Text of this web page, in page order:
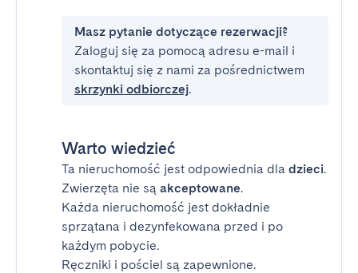
Masz pytanie dotyczące rezerwacji?
Zaloguj się za pomocą adresu e-mail i
skontaktuj się z nami za pośrednictwem
skrzynki odbiorczej.
Warto wiedzieć
Ta nieruchomość jest odpowiednia dla dzieci.
Zwierzęta nie są akceptowane.
Każda nieruchomość jest dokładnie
sprzątana i dezynfekowana przed i po
każdym pobycie.
Ręczniki i pościel są zapewnione.